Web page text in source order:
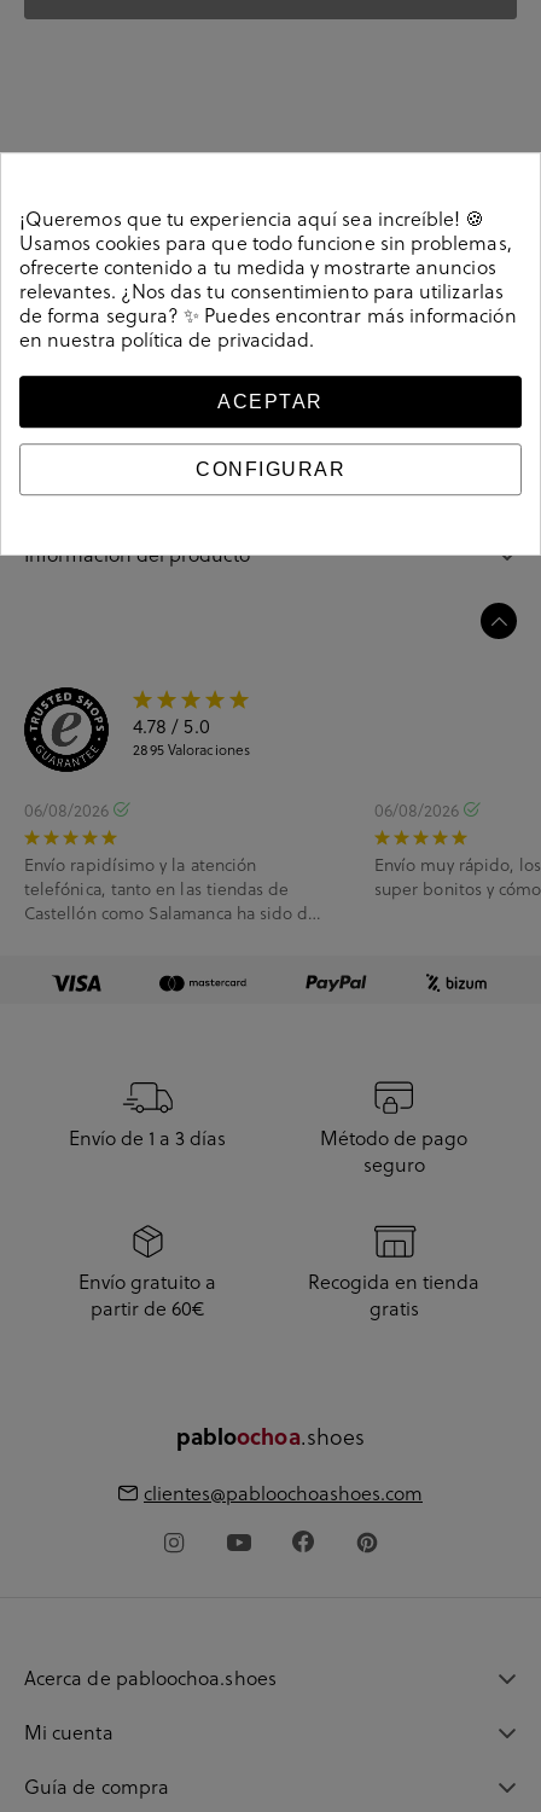
Zapatos de vestir bloom&you RENATA en nude. Altura
tacón 2,5cm. Cierre con hebilla en un lateral. La plantilla
no es extraible. Hecho en España.
Referencia208906
Guía de tallas
Ciudados y limpieza
Información del producto
4.78 / 5.0
2895Valoraciones
06/08/2026
Envío rapidísimo y la atención
telefónica, tanto en las tiendas de
Castellón como Salamanca ha sido de
06/08/2026
Envío muy rápido,
super bonitos y
Envío de 1 a 3 días
Método de pago
seguro
Envío gratuito a
partir de 60€
Recogida en tienda
gratis
pabloochoa.shoes
clientes@pabloochoashoes.com
Acerca de pabloochoa.shoes
Mi cuenta
Guía de compra
¡Queremos que tu experiencia aquí sea increíble! 🍪
Usamos cookies para que todo funcione sin problemas,
ofrecerte contenido a tu medida y mostrarte anuncios
relevantes. ¿Nos das tu consentimiento para utilizarlas
de forma segura? ✨ Puedes encontrar más información
en nuestra política de privacidad.
ACEPTAR
CONFIGURAR